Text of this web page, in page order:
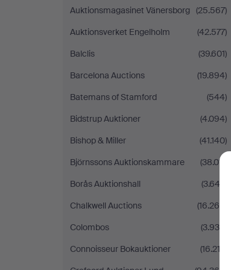
Auktionsmagasinet Vänersborg (25.567)
Auktionsverket Engelholm
(42.577)
Balclis
(39.601)
Barcelona Auctions
(19.894)
Batemans of Stamford
(544)
Bidstrup Auktioner
(4.094)
Bishop & Miller
(41.140)
Björnssons Auktionskammare
(38.011)
Borås Auktionshall
(3.643)
Chalkwell Auctions
(16.266)
Colombos
(3.936)
Connoisseur Bokauktioner
(16.212)